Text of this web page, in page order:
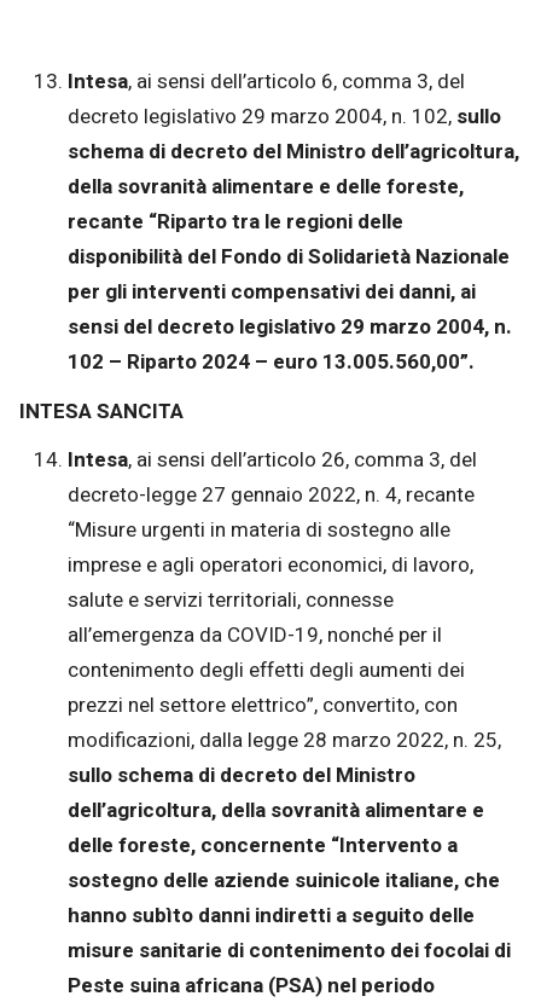
Intesa, ai sensi dell’articolo 6, comma 3, del
decreto legislativo 29 marzo 2004, n. 102, sullo
schema di decreto del Ministro dell’agricoltura,
della sovranità alimentare e delle foreste,
recante “Riparto tra le regioni delle
disponibilità del Fondo di Solidarietà Nazionale
per gli interventi compensativi dei danni, ai
sensi del decreto legislativo 29 marzo 2004, n.
102 – Riparto 2024 – euro 13.005.560,00”.
INTESA SANCITA
Intesa, ai sensi dell’articolo 26, comma 3, del
decreto-legge 27 gennaio 2022, n. 4, recante
“Misure urgenti in materia di sostegno alle
imprese e agli operatori economici, di lavoro,
salute e servizi territoriali, connesse
all’emergenza da COVID-19, nonché per il
contenimento degli effetti degli aumenti dei
prezzi nel settore elettrico”, convertito, con
modificazioni, dalla legge 28 marzo 2022, n. 25,
sullo schema di decreto del Ministro
dell’agricoltura, della sovranità alimentare e
delle foreste, concernente “Intervento a
sostegno delle aziende suinicole italiane, che
hanno subìto danni indiretti a seguito delle
misure sanitarie di contenimento dei focolai di
Peste suina africana (PSA) nel periodo